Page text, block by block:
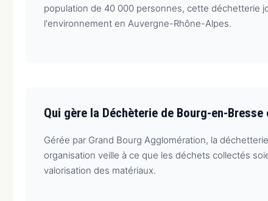
population de 40 000 personnes, cette déchetterie
l'environnement en Auvergne-Rhône-Alpes.
Qui gère la Déchèterie de Bourg-en-
Gérée par Grand Bourg Agglomération, la
organisation veille à ce que les déchets collectés
valorisation des matériaux.